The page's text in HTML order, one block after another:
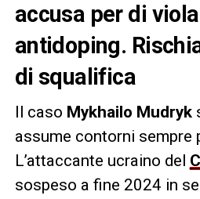
accusa per di
antidoping.
di squalifica
Il caso Mykhailo Mudryk
assume contorni sempre
L’attaccante ucraino del
sospeso a fine 2024 in